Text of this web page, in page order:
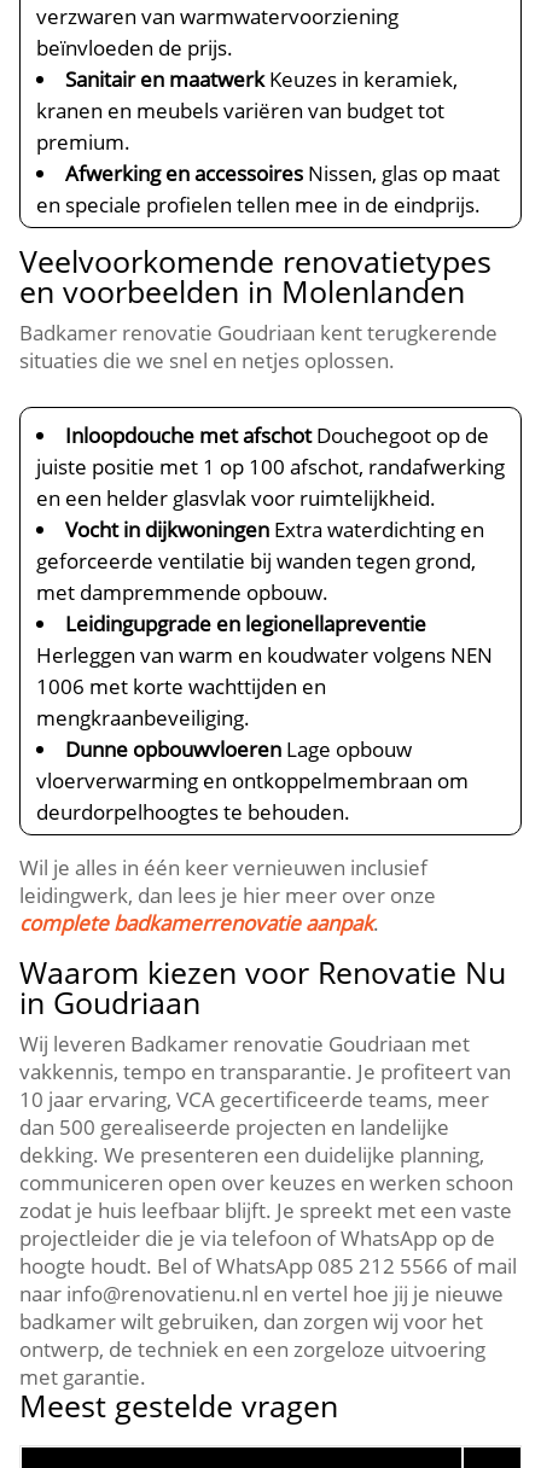
verzwaren van warmwatervoorziening
beïnvloeden de prijs.​
Sanitair en maatwerkKeuzes in keramiek,
kranen en meubels variëren van budget tot
premium.​
Afwerking en accessoires Nissen, glas op maat
en speciale profielen tellen mee in de eindprijs.​
Veelvoorkomende renovatietypes
en voorbeelden in Molenlanden
Badkamer renovatie Goudriaan kent terugkerende
situaties die we snel en netjes oplossen.​
Inloopdouche met afschotDouchegoot op de
juiste positie met 1 op 100 afschot, randafwerking
en een helder glasvlak voor ruimtelijkheid.​
Vocht in dijkwoningen Extra waterdichting en
geforceerde ventilatie bij wanden tegen grond,
met dampremmende opbouw.​
Leidingupgrade en legionellapreventie
Herleggen van warm en koudwater volgens NEN
1006 met korte wachttijden en
mengkraanbeveiliging.​
Dunne opbouwvloeren Lage opbouw
vloerverwarming en ontkoppelmembraan om
deurdorpelhoogtes te behouden.​
Wil je alles in één keer vernieuwen inclusief
leidingwerk, dan lees je hier meer over onze
complete badkamerrenovatie aanpak.​
Waarom kiezen voor Renovatie Nu
in Goudriaan
Wij leveren Badkamer renovatie Goudriaan met
vakkennis, tempo en transparantie.​ Je profiteert van
10 jaar ervaring, VCA gecertificeerde teams, meer
dan 500 gerealiseerde projecten en landelijke
dekking.​ We presenteren een duidelijke planning,
communiceren open over keuzes en werken schoon
zodat je huis leefbaar blijft.​ Je spreekt met een vaste
projectleider die je via telefoon of WhatsApp op de
hoogte houdt.​ Bel of WhatsApp 085 212 5566 of mail
naar info@renovatienu.​nl en vertel hoe jij je nieuwe
badkamer wilt gebruiken, dan zorgen wij voor het
ontwerp, de techniek en een zorgeloze uitvoering
met garantie.​
Meest gestelde vragen